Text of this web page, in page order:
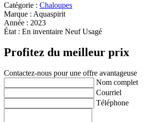
Catégorie : Chaloupes
Marque : Aquaspirit
Année : 2023
État : En inventaire Neuf Usagé
Profitez du meilleur prix
Contactez-nous pour une offre avantageuse
Nom complet
Courriel
Téléphone